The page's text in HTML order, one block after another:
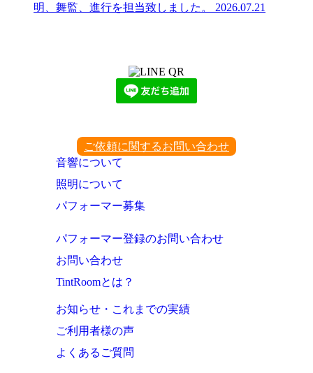
明、舞監、進行を担当致しました。
2026.07.21
ご依頼に関するお問い合わせ
音響について
照明について
パフォーマー募集
パフォーマー登録のお問い合わせ
お問い合わせ
TintRoomとは？
お知らせ・これまでの実績
ご利用者様の声
よくあるご質問